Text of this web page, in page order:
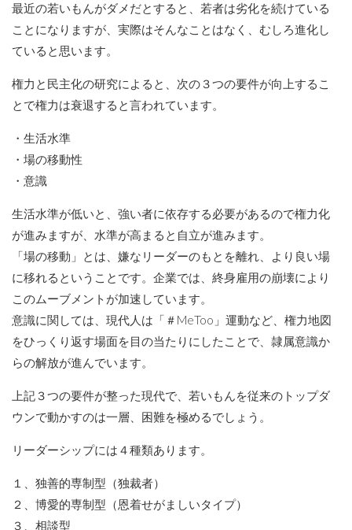
最近の若いもんがダメだとすると、若者は劣化を続けている
ことになりますが、実際はそんなことはなく、むしろ進化し
ていると思います。
権力と民主化の研究によると、次の３つの要件が向上するこ
とで権力は衰退すると言われています。
・生活水準
・場の移動性
・意識
生活水準が低いと、強い者に依存する必要があるので権力化
が進みますが、水準が高まると自立が進みます。
「場の移動」とは、嫌なリーダーのもとを離れ、より良い場
に移れるということです。企業では、終身雇用の崩壊により
このムーブメントが加速しています。
意識に関しては、現代人は「＃MeToo」運動など、権力地図
をひっくり返す場面を目の当たりにしたことで、隷属意識か
らの解放が進んでいます。
上記３つの要件が整った現代で、若いもんを従来のトップダ
ウンで動かすのは一層、困難を極めるでしょう。
リーダーシップには４種類あります。
１、独善的専制型（独裁者）
２、博愛的専制型（恩着せがましいタイプ）
３、相談型